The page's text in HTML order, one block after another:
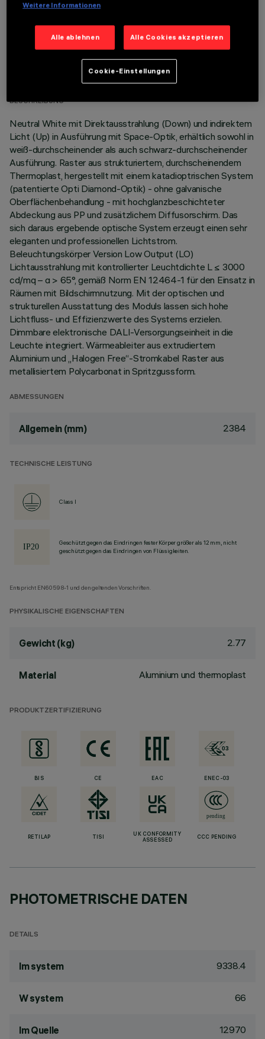
TECHNISCHE DATEN
LETZTES UPDATE: 06.08.2026
BESCHREIBUNG
Neutral White mit Direktausstrahlung (Down) und indirektem
Licht (Up) in Ausführung mit Space-Optik, erhältlich sowohl in
weiß-durchscheinender als auch schwarz-durchscheinender
Ausführung. Raster aus strukturiertem, durchscheinendem
Thermoplast, hergestellt mit einem katadioptrischen System
(patentierte Opti Diamond-Optik) - ohne galvanische
Oberflächenbehandlung - mit hochglanzbeschichteter
Abdeckung aus PP und zusätzlichem Diffusorschirm. Das
sich daraus ergebende optische System erzeugt einen sehr
eleganten und professionellen Lichtstrom.
Beleuchtungskörper Version Low Output (LO)
Lichtausstrahlung mit kontrollierter Leuchtdichte L ≤ 3000
cd/mq – α > 65°, gemäß Norm EN 12464-1 für den Einsatz in
Räumen mit Bildschirmnutzung. Mit der optischen und
strukturellen Ausstattung des Moduls lassen sich hohe
Lichtfluss- und Effizienzwerte des Systems erzielen.
Dimmbare elektronische DALI-Versorgungseinheit in die
Leuchte integriert. Wärmeableiter aus extrudiertem
Aluminium und „Halogen Free“-Stromkabel Raster aus
metallisiertem Polycarbonat in Spritzgussform.
ABMESSUNGEN
Allgemein (mm) 2384
TECHNISCHE LEISTUNG
Class I
Geschützt gegen das Eindringen fester Körper größer als 12 mm, nicht
geschützt gegen das Eindringen von Flüssigkeiten.
Entspricht EN60598-1 und den geltenden Vorschriften.
PHYSIKALISCHE EIGENSCHAFTEN
Gewicht (kg) 2.77
Material Aluminium und thermoplast
PRODUKTZERTIFIZIERUNG
BIS CE EAC ENEC-03
RETILAP TISI
UK CONFORMITY
ASSESSED
CCC PENDING
PHOTOMETRISCHE DATEN
DETAILS
lm system 9338.4
W system 66
lm Quelle 12970
Weitere Informationen
Alle ablehnen Alle Cookies akzeptieren
Cookie-Einstellungen